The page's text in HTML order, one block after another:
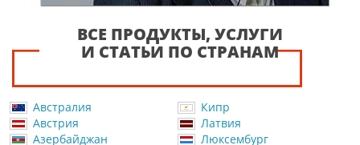
ВСЕ ПРОДУКТЫ, УСЛУГИ
И СТАТЬИ ПО СТРАНАМ
Австралия
Австрия
Азербайджан
Кипр
Латвия
Люксембург